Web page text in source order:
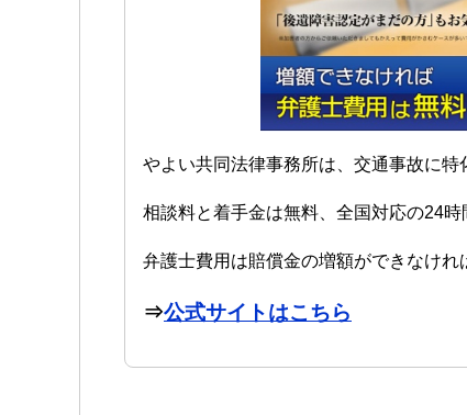
やよい共同法律事務所は、交通事故に特
相談料と着手金は無料、全国対応の24時
弁護士費用は賠償金の増額ができなけれ
⇒公式サイトはこちら